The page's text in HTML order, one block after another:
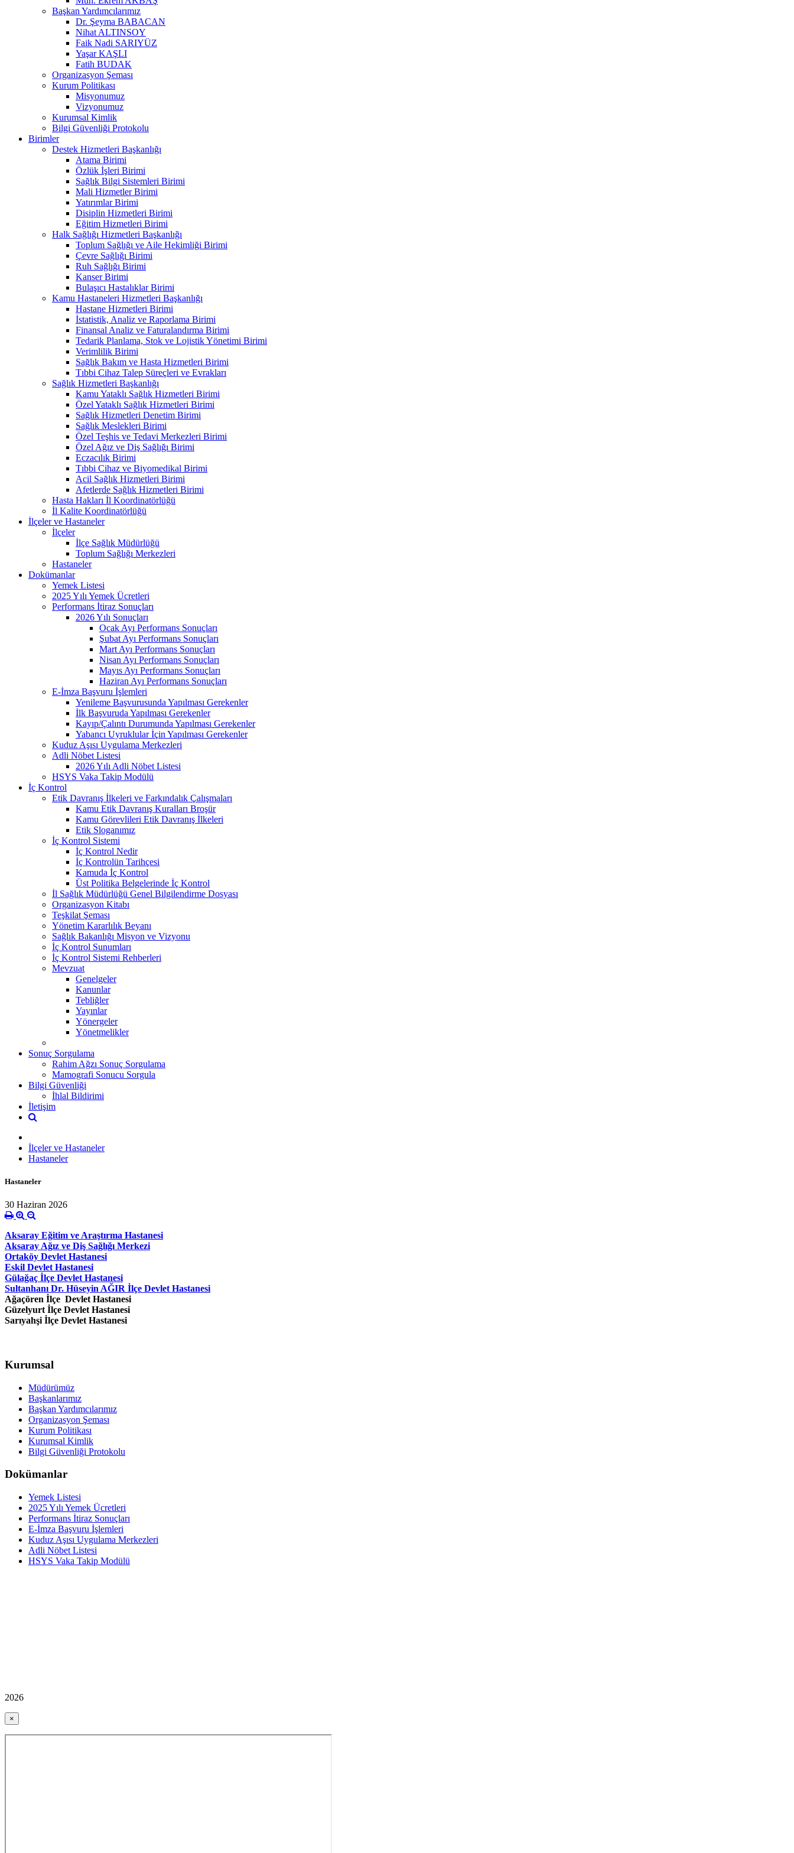
Başkan Yardımcılarımız
Dr. Şeyma BABACAN
Nihat ALTINSOY
Faik Nadi SARIYÜZ
Yaşar KAŞLI
Fatih BUDAK
Organizasyon Şeması
Kurum Politikası
Misyonumuz
Vizyonumuz
Kurumsal Kimlik
Bilgi Güvenliği Protokolu
Birimler
Destek Hizmetleri Başkanlığı
Atama Birimi
Özlük İşleri Birimi
Sağlık Bilgi Sistemleri Birimi
Mali Hizmetler Birimi
Yatırımlar Birimi
Disiplin Hizmetleri Birimi
Eğitim Hizmetleri Birimi
Halk Sağlığı Hizmetleri Başkanlığı
Toplum Sağlığı ve Aile Hekimliği Birimi
Çevre Sağlığı Birimi
Ruh Sağlığı Birimi
Kanser Birimi
Bulaşıcı Hastalıklar Birimi
Kamu Hastaneleri Hizmetleri Başkanlığı
Hastane Hizmetleri Birimi
İstatistik, Analiz ve Raporlama Birimi
Finansal Analiz ve Faturalandırma Birimi
Tedarik Planlama, Stok ve Lojistik Yönetimi Birimi
Verimlilik Birimi
Sağlık Bakım ve Hasta Hizmetleri Birimi
Tıbbi Cihaz Talep Süreçleri ve Evrakları
Sağlık Hizmetleri Başkanlığı
Kamu Yataklı Sağlık Hizmetleri Birimi
Özel Yataklı Sağlık Hizmetleri Birimi
Sağlık Hizmetleri Denetim Birimi
Sağlık Meslekleri Birimi
Özel Teşhis ve Tedavi Merkezleri Birimi
Özel Ağız ve Diş Sağlığı Birimi
Eczacılık Birimi
Tıbbi Cihaz ve Biyomedikal Birimi
Acil Sağlık Hizmetleri Birimi
Afetlerde Sağlık Hizmetleri Birimi
Hasta Hakları İl Koordinatörlüğü
İl Kalite Koordinatörlüğü
İlçeler ve Hastaneler
İlçeler
İlçe Sağlık Müdürlüğü
Toplum Sağlığı Merkezleri
Hastaneler
Dokümanlar
Yemek Listesi
2025 Yılı Yemek Ücretleri
Performans İtiraz Sonuçları
2026 Yılı Sonuçları
Ocak Ayı Performans Sonuçları
Şubat Ayı Performans Sonuçları
Mart Ayı Performans Sonuçları
Nisan Ayı Performans Sonuçları
Mayıs Ayı Performans Sonuçları
Haziran Ayı Performans Sonuçları
E-İmza Başvuru İşlemleri
Yenileme Başvurusunda Yapılması Gerekenler
İlk Başvuruda Yapılması Gerekenler
Kayıp/Çalıntı Durumunda Yapılması Gerekenler
Yabancı Uyruklular İçin Yapılması Gerekenler
Kuduz Aşısı Uygulama Merkezleri
Adli Nöbet Listesi
2026 Yılı Adli Nöbet Listesi
HSYS Vaka Takip Modülü
İç Kontrol
Etik Davranış İlkeleri ve Farkındalık Çalışmaları
Kamu Etik Davranış Kuralları Broşür
Kamu Görevlileri Etik Davranış İlkeleri
Etik Sloganımız
İç Kontrol Sistemi
İç Kontrol Nedir
İç Kontrolün Tarihçesi
Kamuda İç Kontrol
Üst Politika Belgelerinde İç Kontrol
İl Sağlık Müdürlüğü Genel Bilgilendirme Dosyası
Organizasyon Kitabı
Teşkilat Şeması
Yönetim Kararlılık Beyanı
Sağlık Bakanlığı Misyon ve Vizyonu
İç Kontrol Sunumları
İç Kontrol Sistemi Rehberleri
Mevzuat
Genelgeler
Kanunlar
Tebliğler
Yayınlar
Yönergeler
Yönetmelikler
Sonuç Sorgulama
Rahim Ağzı Sonuç Sorgulama
Mamografi Sonucu Sorgula
Bilgi Güvenliği
İhlal Bildirimi
İletişim
İlçeler ve Hastaneler
Hastaneler
Hastaneler
30 Haziran 2026
Aksaray Eğitim ve Araştırma Hastanesi
Aksaray Ağız ve Diş Sağlığı Merkezi
Ortaköy Devlet Hastanesi
Eskil Devlet Hastanesi
Gülağaç İlçe Devlet Hastanesi
Sultanhanı Dr. Hüseyin AĞIR İlçe Devlet Hastanesi
Ağaçören İlçe Devlet Hastanesi
Güzelyurt İlçe Devlet Hastanesi
Sarıyahşi İlçe Devlet Hastanesi
Kurumsal
Müdürümüz
Başkanlarımız
Başkan Yardımcılarımız
Organizasyon Şeması
Kurum Politikası
Kurumsal Kimlik
Bilgi Güvenliği Protokolu
Dokümanlar
Yemek Listesi
2025 Yılı Yemek Ücretleri
Performans İtiraz Sonuçları
E-İmza Başvuru İşlemleri
Kuduz Aşısı Uygulama Merkezleri
Adli Nöbet Listesi
HSYS Vaka Takip Modülü
2026
×